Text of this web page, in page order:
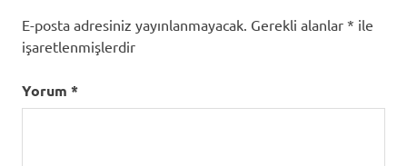
E-posta adresiniz yayınlanmayacak. Gerekli alanlar * ile
işaretlenmişlerdir
Yorum *